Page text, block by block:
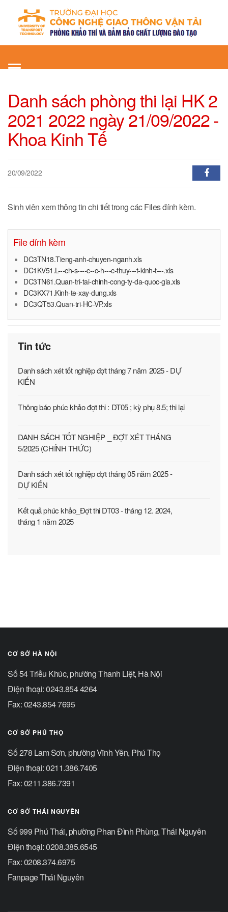
Toggle
Danh sách phòng thi lại HK 2
2021 2022 ngày 21/09/2022 -
Khoa Kinh Tế
20/09/2022
Sinh viên xem thông tin chi tiết trong các Files đính kèm.
File đính kèm
DC3TN18.Tieng-anh-chuyen-nganh.xls
DC1KV51.L---ch-s----c--c-h---c-thuy---t-kinh-t---.xls
DC3TN61.Quan-tri-tai-chinh-cong-ty-da-quoc-gia.xls
DC3KX71.Kinh-te-xay-dung.xls
DC3QT53.Quan-tri-HC-VP.xls
Tin tức
Danh sách xét tốt nghiệp đợt tháng 7 năm 2025 - DỰ
KIẾN
Thông báo phúc khảo đợt thi : DT05 ; kỳ phụ 8.5; thi lại
DANH SÁCH TỐT NGHIỆP _ ĐỢT XÉT THÁNG
5/2025 (CHÍNH THỨC)
Danh sách xét tốt nghiệp đợt tháng 05 năm 2025 -
DỰ KIẾN
Kết quả phúc khảo_Đợt thi DT03 - tháng 12. 2024,
tháng 1 năm 2025
CƠ SỞ HÀ NỘI
Số 54 Triều Khúc, phường Thanh Liệt, Hà Nội
Điện thoại: 0243.854 4264
Fax: 0243.854 7695
CƠ SỞ PHÚ THỌ
Số 278 Lam Sơn, phường Vĩnh Yên, Phú Thọ
Điện thoại: 0211.386.7405
Fax: 0211.386.7391
CƠ SỞ THÁI NGUYÊN
Số 999 Phú Thái, phường Phan Đình Phùng, Thái Nguyên
Điện thoại: 0208.385.6545
Fax: 0208.374.6975
Fanpage Thái Nguyên